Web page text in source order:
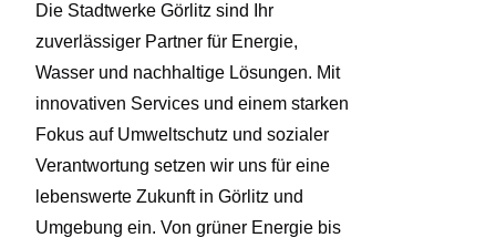
Die Stadtwerke Görlitz sind Ihr
zuverlässiger Partner für Energie,
Wasser und nachhaltige Lösungen. Mit
innovativen Services und einem starken
Fokus auf Umweltschutz und sozialer
Verantwortung setzen wir uns für eine
lebenswerte Zukunft in Görlitz und
Umgebung ein. Von grüner Energie bis